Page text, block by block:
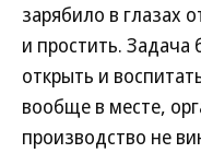
зарябило в глазах
и простить. Задача
открыть и
вообще в месте,
производство не